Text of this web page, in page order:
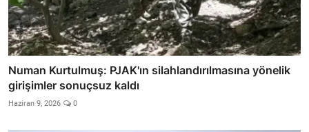
Numan Kurtulmuş: PJAK'ın silahlandırılmasına yönelik
girişimler sonuçsuz kaldı
Haziran 9, 2026 0